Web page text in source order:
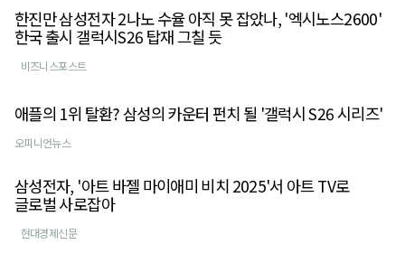
한진만 삼성전자 2나노 수율 아직 못 잡았나, '엑시노스2600'
한국 출시 갤럭시S26 탑재 그칠 듯
비즈니스포스트
애플의 1위 탈환? 삼성의 카운터 펀치 될 '갤럭시 S26 시리즈'
오피니언뉴스
삼성전자, '아트 바젤 마이애미 비치 2025'서 아트 TV로
글로벌 사로잡아
현대경제신문